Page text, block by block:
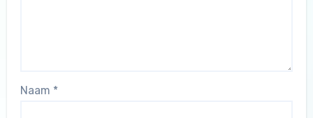
Naam *